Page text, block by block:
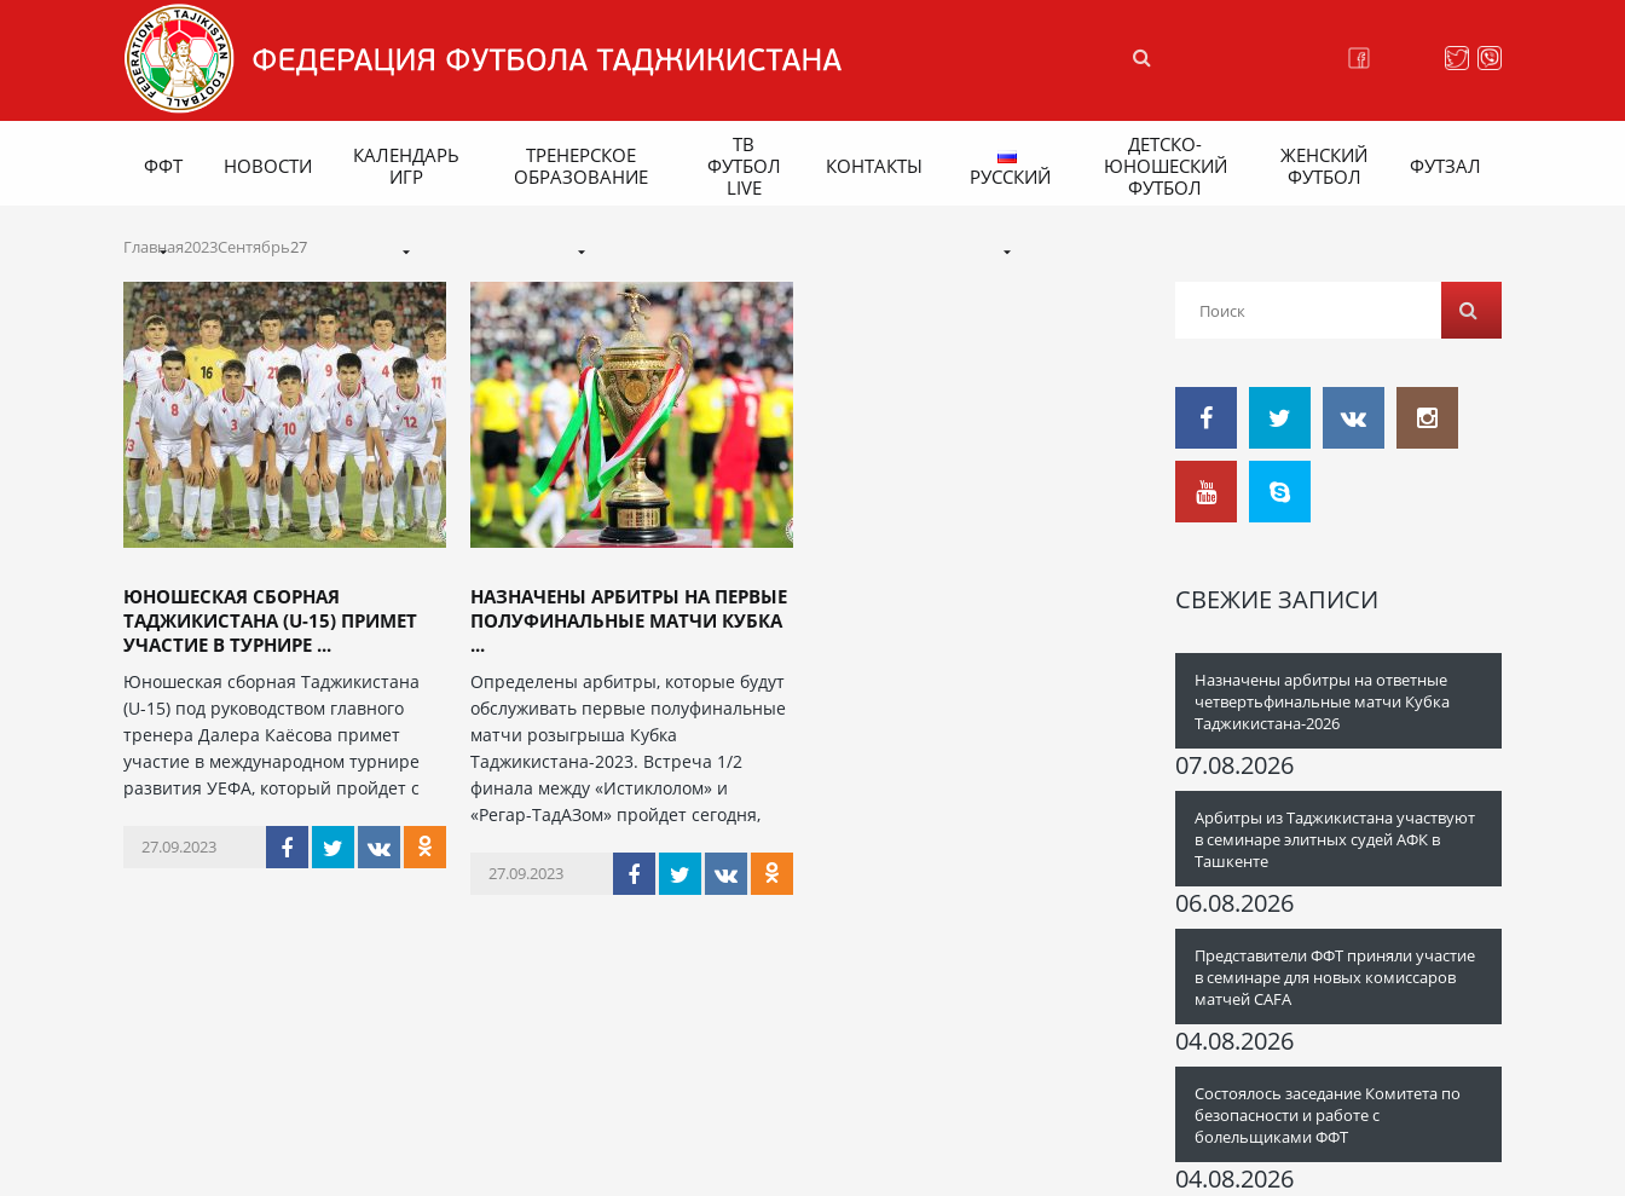
ФФТ НОВОСТИ
КАЛЕНДАРЬ
ИГР
ТРЕНЕРСКОЕ
ОБРАЗОВАНИЕ
ТВ
ФУТБОЛ
LIVE
КОНТАКТЫ РУССКИЙ
ДЕТСКО-
ЮНОШЕСКИЙ
ФУТБОЛ
ЖЕНСКИЙ
ФУТБОЛ
ФУТЗАЛ
Главная2023Сентябрь27
ЮНОШЕСКАЯ СБОРНАЯ
ТАДЖИКИСТАНА (U-15) ПРИМЕТ
УЧАСТИЕ В ТУРНИРЕ ...
Юношеская сборная Таджикистана
(U-15) под руководством главного
тренера Далера Каёсова примет
участие в международном турнире
развития УЕФА, который пройдет с
27.09.2023
НАЗНАЧЕНЫ АРБИТРЫ НА ПЕРВЫЕ
ПОЛУФИНАЛЬНЫЕ МАТЧИ КУБКА
...
Определены арбитры, которые будут
обслуживать первые полуфинальные
матчи розыгрыша Кубка
Таджикистана-2023. Встреча 1/2
финала между «Истиклолом» и
«Регар-ТадАЗом» пройдет сегодня,
27.09.2023
СВЕЖИЕ ЗАПИСИ
Назначены арбитры на ответные
четвертьфинальные матчи Кубка
Таджикистана-2026
07.08.2026
Арбитры из Таджикистана участвуют
в семинаре элитных судей АФК в
Ташкенте
06.08.2026
Представители ФФТ приняли участие
в семинаре для новых комиссаров
матчей CAFA
04.08.2026
Состоялось заседание Комитета по
безопасности и работе с
болельщиками ФФТ
04.08.2026